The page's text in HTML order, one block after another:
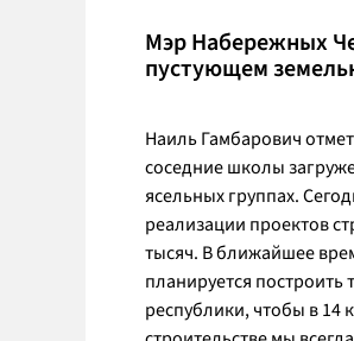
Мэр Набережных
пустующем
Наиль Гамбарович
соседние школы
ясельных группах.
реализации проектов
тысяч. В ближайшее
планируется построить
республики, чтобы в 14